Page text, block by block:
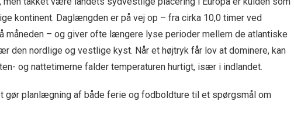
kontinent. Daglængden er på vej op – fra cirka 10,0 timer ved
måneden – og giver ofte længere lyse perioder mellem de atlantiske
den nordlige og vestlige kyst. Når et højtryk får lov at dominere, kan
og nattetimerne falder temperaturen hurtigt, især i indlandet.
gør planlægning af både ferie og fodboldture til et spørgsmål om